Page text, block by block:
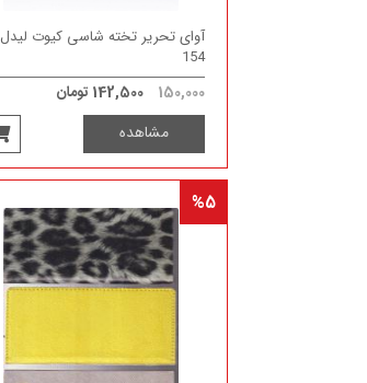
آوای تحریر تخته شاسی کیوت لیدل
154
150,000 142,500 تومان
مشاهده
%5